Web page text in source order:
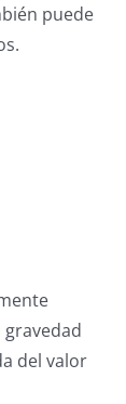
puede
gravedad
del valor